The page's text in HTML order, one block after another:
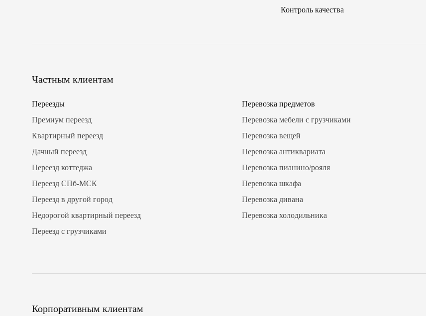
Контроль качества
Частным клиентам
Переезды
Премиум переезд
Квартирный переезд
Дачный переезд
Переезд коттеджа
Переезд СПб-МСК
Переезд в другой город
Недорогой квартирный переезд
Переезд с грузчиками
Перевозка предметов
Перевозка мебели с грузчиками
Перевозка вещей
Перевозка антиквариата
Перевозка пианино/рояля
Перевозка шкафа
Перевозка дивана
Перевозка холодильника
Корпоративным клиентам